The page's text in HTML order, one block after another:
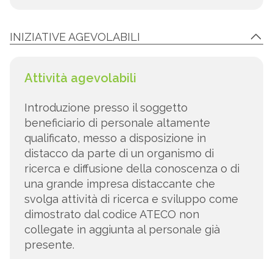
INIZIATIVE AGEVOLABILI
Attività agevolabili
Introduzione presso il soggetto
beneficiario di personale altamente
qualificato, messo a disposizione in
distacco da parte di un organismo di
ricerca e diffusione della conoscenza o di
una grande impresa distaccante che
svolga attività di ricerca e sviluppo come
dimostrato dal codice ATECO non
collegate in aggiunta al personale già
presente.